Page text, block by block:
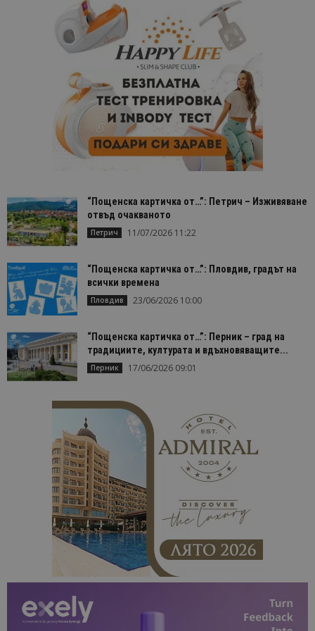
“Пощенска картичка от…”: Петрич – Изживяване
отвъд очакваното
Петрич 11/07/2026 11:22
“Пощенска картичка от…”: Пловдив, градът на
всички времена
Пловдив 23/06/2026 10:00
“Пощенска картичка от…”: Перник – град на
традициите, културата и вдъхновяващите...
Перник 17/06/2026 09:01
сайтовете.